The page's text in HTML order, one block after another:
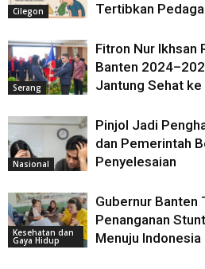
Cilegon
Tertibkan
Serang
Fitron Nur Ikhsan
Banten
Jantung Sehat
Nasional
Pinjol Jadi
dan Pemerintah
Penyelesaian
Kesehatan dan
Gaya Hidup
Gubernur Banten
Penanganan
Menuju